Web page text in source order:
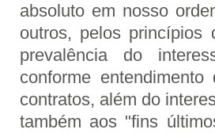
absoluto em nosso
outros, pelos
prevalência do
conforme
contratos, além do
também aos "fins